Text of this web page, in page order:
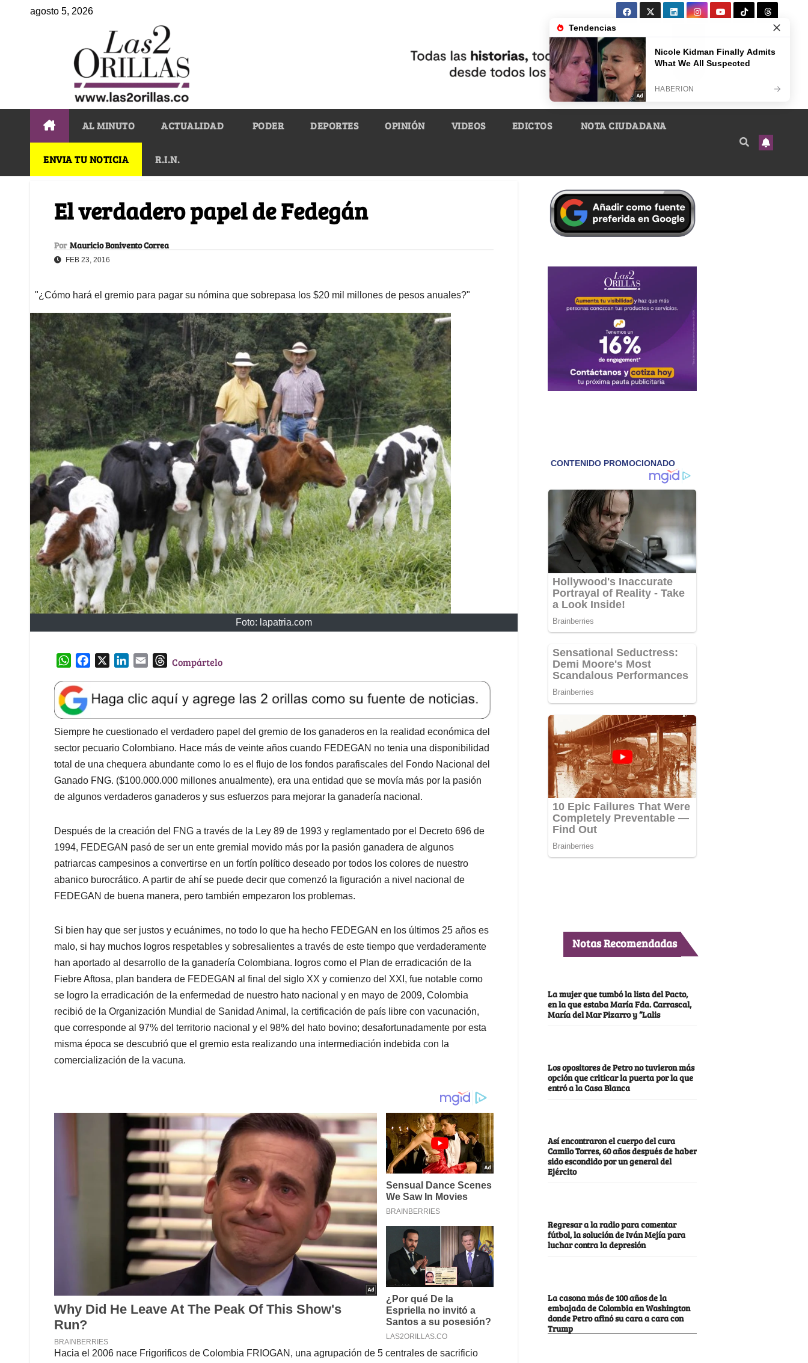
agosto 5, 2026
AL MINUTO ACTUALIDAD PODER DEPORTES OPINIÓN VIDEOS EDICTOS NOTA CIUDADANA
ENVIA TU NOTICIA R.I.N.
El verdadero papel de Fedegán
Por Mauricio Bonivento Correa
FEB 23, 2016
"¿Cómo hará el gremio para pagar su nómina que sobrepasa los $20 mil millones de pesos anuales?"
Foto: lapatria.com
W
a
t
s
A
p
p
e
b
o
o
k
k
e
d
I
n
l
T
e
a
d
s
Compártelo
Siempre he cuestionado el verdadero papel del gremio de los ganaderos en la realidad económica del
sector pecuario Colombiano. Hace más de veinte años cuando FEDEGAN no tenia una disponibilidad
total de una chequera abundante como lo es el flujo de los fondos parafiscales del Fondo Nacional del
Ganado FNG. ($100.000.000 millones anualmente), era una entidad que se movía más por la pasión
de algunos verdaderos ganaderos y sus esfuerzos para mejorar la ganadería nacional.
Después de la creación del FNG a través de la Ley 89 de 1993 y reglamentado por el Decreto 696 de
1994, FEDEGAN pasó de ser un ente gremial movido más por la pasión ganadera de algunos
patriarcas campesinos a convertirse en un fortín político deseado por todos los colores de nuestro
abanico burocrático. A partir de ahí se puede decir que comenzó la figuración a nivel nacional de
FEDEGAN de buena manera, pero también empezaron los problemas.
Si bien hay que ser justos y ecuánimes, no todo lo que ha hecho FEDEGAN en los últimos 25 años es
malo, si hay muchos logros respetables y sobresalientes a través de este tiempo que verdaderamente
han aportado al desarrollo de la ganadería Colombiana. logros como el Plan de erradicación de la
Fiebre Aftosa, plan bandera de FEDEGAN al final del siglo XX y comienzo del XXI, fue notable como
se logro la erradicación de la enfermedad de nuestro hato nacional y en mayo de 2009, Colombia
recibió de la Organización Mundial de Sanidad Animal, la certificación de país libre con vacunación,
que corresponde al 97% del territorio nacional y el 98% del hato bovino; desafortunadamente por esta
misma época se descubrió que el gremio esta realizando una intermediación indebida con la
comercialización de la vacuna.
Hacia el 2006 nace Frigorificos de Colombia FRIOGAN, una agrupación de 5 centrales de sacrificio
Notas Recomendadas
La mujer que tumbó la lista del Pacto,
en la que estaba María Fda. Carrascal,
María del Mar Pizarro y “Lalis
Los opositores de Petro no tuvieron más
opción que criticar la puerta por la que
entró a la Casa Blanca
Así encontraron el cuerpo del cura
Camilo Torres, 60 años después de haber
sido escondido por un general del
Ejército
Regresar a la radio para comentar
fútbol, la solución de Iván Mejía para
luchar contra la depresión
La casona más de 100 años de la
embajada de Colombia en Washington
donde Petro afinó su cara a cara con
Trump